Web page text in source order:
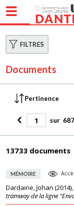
FILTRES
Documents
sur 687
13733 documents
MÉMOIRE
Dardaine, Johan (2014),
tramway de la ligne